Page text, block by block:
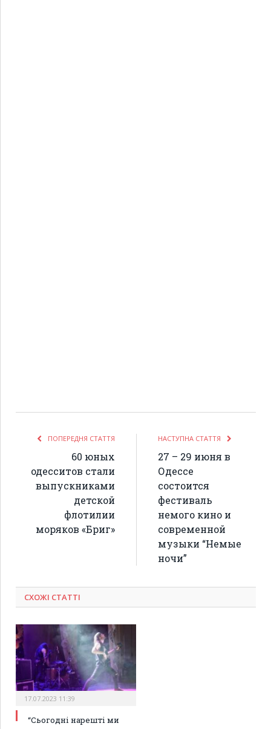
ПОПЕРЕДНЯ СТАТТЯ
60 юных
одесситов стали
выпускниками
детской
флотилии
моряков «Бриг»
НАСТУПНА СТАТТЯ
27 – 29 июня в
Одессе
состоится
фестиваль
немого кино и
современной
музыки “Немые
ночи”
СХОЖІ СТАТТІ
17.07.2023 11:39
“Сьогодні нарешті ми